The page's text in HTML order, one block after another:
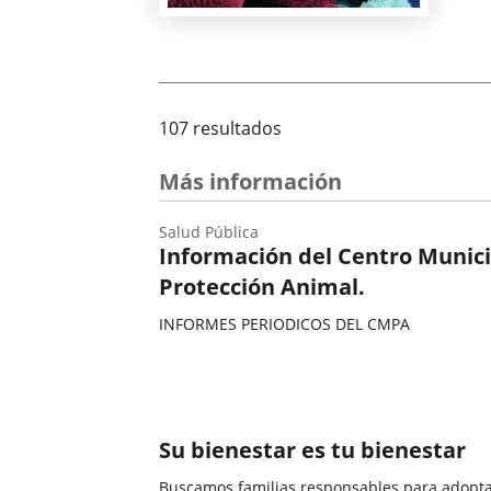
107 resultados
Más información
Información del Centro
Protección Animal.
INFORMES PERIODICOS DEL CMPA
Salud Pública
Su bienestar es tu bienestar